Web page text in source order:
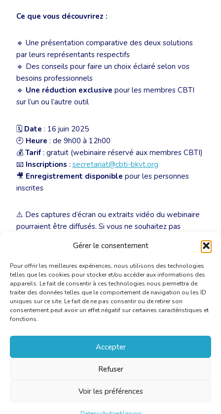
Gérer le consentement
Pour offrir les meilleures expériences, nous utilisons des technologies
telles que les cookies pour stocker et/ou accéder aux informations des
appareils. Le fait de consentir à ces technologies nous permettra de
traiter des données telles que le comportement de navigation ou les ID
uniques sur ce site. Le fait de ne pas consentir ou de retirer son
consentement peut avoir un effet négatif sur certaines caractéristiques et
fonctions.
Accepter
Refuser
Voir les préférences
Ce que vous découvrirez :
🔹 Une présentation comparative des deux solutions
par leurs représentants respectifs
🔹 Des conseils pour faire un choix éclairé selon vos
besoins professionnels
🔹 Une réduction exclusive pour les membres CBTI
sur l’un ou l’autre outil
🗓 Date : 16 juin 2025
🕘 Heure : de 9h00 à 12h00
💰 Tarif: gratuit (webinaire réservé aux membres CBTI)
📧 Inscriptions : secretariat@cbti-bkvt.org
🎥 Enregistrement disponible pour les personnes
inscrites
⚠️ Des captures d’écran ou extraits vidéo du webinaire
pourraient être diffusés. Si vous ne souhaitez pas
apparaître dans ces contenus, merci de désactiver votre
caméra au début de la session.